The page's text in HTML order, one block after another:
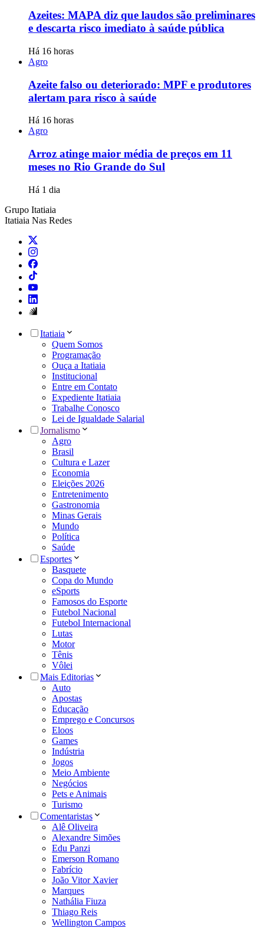
Azeites: MAPA diz que laudos são preliminares
e descarta risco imediato à saúde pública
Há 16 horas
Agro
Azeite falso ou deteriorado: MPF e produtores
alertam para risco à saúde
Há 16 horas
Agro
Arroz atinge maior média de preços em 11
meses no Rio Grande do Sul
Há 1 dia
Grupo Itatiaia
Itatiaia Nas Redes
Itatiaia
Quem Somos
Programação
Ouça a Itatiaia
Institucional
Entre em Contato
Expediente Itatiaia
Trabalhe Conosco
Lei de Igualdade Salarial
Jornalismo
Agro
Brasil
Cultura e Lazer
Economia
Eleições 2026
Entretenimento
Gastronomia
Minas Gerais
Mundo
Política
Saúde
Esportes
Basquete
Copa do Mundo
eSports
Famosos do Esporte
Futebol Nacional
Futebol Internacional
Lutas
Motor
Tênis
Vôlei
Mais Editorias
Auto
Apostas
Educação
Emprego e Concursos
Eloos
Games
Indústria
Jogos
Meio Ambiente
Negócios
Pets e Animais
Turismo
Comentaristas
Alê Oliveira
Alexandre Simões
Edu Panzi
Emerson Romano
Fabrício
João Vitor Xavier
Marques
Nathália Fiuza
Thiago Reis
Wellington Campos